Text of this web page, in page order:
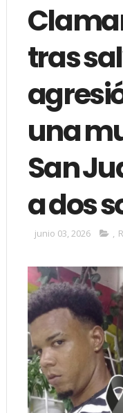
tras
una
San
a dos
junio 03, 2026 ,